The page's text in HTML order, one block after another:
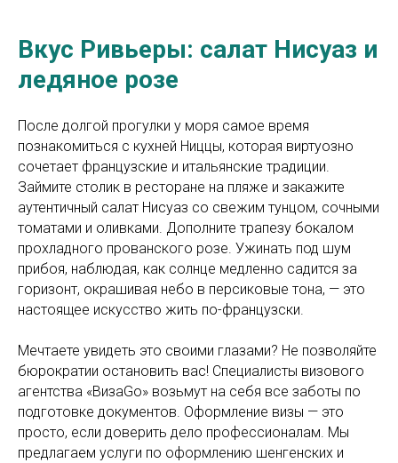
Вкус Ривьеры: салат Нисуаз и
ледяное розе
После долгой прогулки у моря самое время
познакомиться с кухней Ниццы, которая виртуозно
сочетает французские и итальянские традиции.
Займите столик в ресторане на пляже и закажите
аутентичный салат Нисуаз со свежим тунцом, сочными
томатами и оливками. Дополните трапезу бокалом
прохладного прованского розе. Ужинать под шум
прибоя, наблюдая, как солнце медленно садится за
горизонт, окрашивая небо в персиковые тона, — это
настоящее искусство жить по-французски.
Мечтаете увидеть это своими глазами? Не позволяйте
бюрократии остановить вас! Специалисты визового
агентства «ВизаGo» возьмут на себя все заботы по
подготовке документов. Оформление визы — это
просто, если доверить дело профессионалам. Мы
предлагаем услуги по оформлению шенгенских и